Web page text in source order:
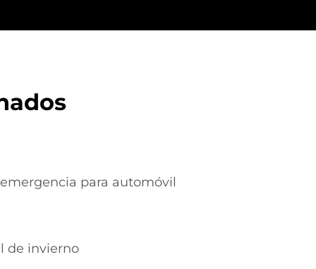
para automóvil
de invierno